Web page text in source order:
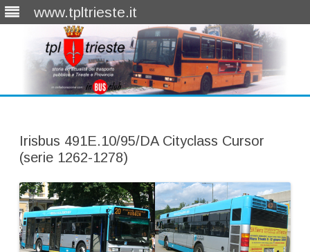
www.tpltrieste.it
Irisbus 491E.10/95/DA Cityclass Cursor
(serie 1262-1278)